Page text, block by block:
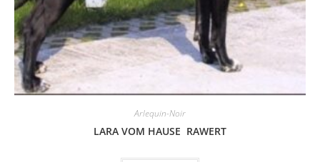
Arlequin-Noir
LARA VOM HAUSE RAWERT